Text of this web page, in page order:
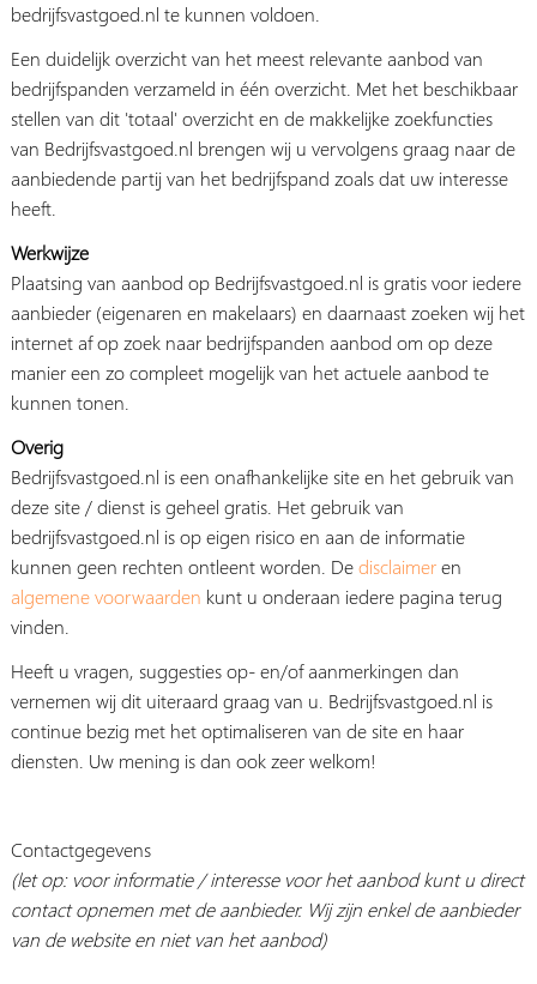
bedrijfsvastgoed.nl te kunnen voldoen.
Een duidelijk overzicht van het meest relevante aanbod van
bedrijfspanden verzameld in één overzicht. Met het beschikbaar
stellen van dit 'totaal' overzicht en de makkelijke zoekfuncties
van Bedrijfsvastgoed.nl brengen wij u vervolgens graag naar de
aanbiedende partij van het bedrijfspand zoals dat uw interesse
heeft.
Werkwijze
Plaatsing van aanbod op Bedrijfsvastgoed.nl is gratis voor iedere
aanbieder (eigenaren en makelaars) en daarnaast zoeken wij het
internet af op zoek naar bedrijfspanden aanbod om op deze
manier een zo compleet mogelijk van het actuele aanbod te
kunnen tonen.
Overig
Bedrijfsvastgoed.nl is een onafhankelijke site en het gebruik van
deze site / dienst is geheel gratis. Het gebruik van
bedrijfsvastgoed.nl is op eigen risico en aan de informatie
kunnen geen rechten ontleent worden. Dedisclaimeren
algemene voorwaarden kunt u onderaan iedere pagina terug
vinden.
Heeft u vragen, suggesties op- en/of aanmerkingen dan
vernemen wij dit uiteraard graag van u. Bedrijfsvastgoed.nl is
continue bezig met het optimaliseren van de site en haar
diensten. Uw mening is dan ook zeer welkom!
Contactgegevens
(let op: voor informatie / interesse voor het aanbod kunt u direct
contact opnemen met de aanbieder. Wij zijn enkel de aanbieder
van de website en niet van het aanbod)